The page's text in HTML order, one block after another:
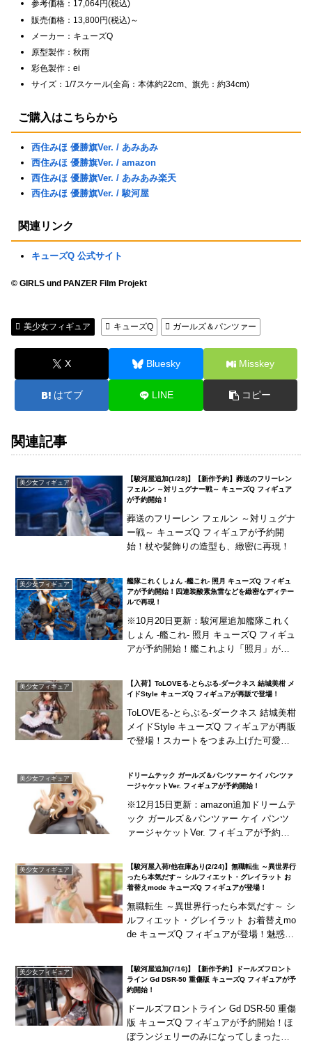
参考価格：17,064円(税込)
販売価格：13,800円(税込)～
メーカー：キューズQ
原型製作：秋雨
彩色製作：ei
サイズ：1/7スケール(全高：本体約22cm、旗先：約34cm)
ご購入はこちらから
西住みほ 優勝旗Ver. / あみあみ
西住みほ 優勝旗Ver. / amazon
西住みほ 優勝旗Ver. / あみあみ楽天
西住みほ 優勝旗Ver. / 駿河屋
関連リンク
キューズQ 公式サイト
© GIRLS und PANZER Film Projekt
美少女フィギュア キューズQ ガールズ＆パンツァー
X Bluesky Misskey
はてブ LINE コピー
関連記事
美少女フィギュア
【駿河屋追加(1/28)】【新作予約】葬送のフリーレン
フェルン ～対リュグナー戦～ キューズQ フィギュア
が予約開始！
葬送のフリーレン フェルン ～対リュグナ
ー戦～ キューズQ フィギュアが予約開
始！杖や髪飾りの造型も、緻密に再現！
美少女フィギュア
艦隊これくしょん -艦これ- 照月 キューズQ フィギュ
アが予約開始！四連装酸素魚雷などを緻密なディテー
ルで再現！
※10月20日更新：駿河屋追加艦隊これく
しょん -艦これ- 照月 キューズQ フィギュ
アが予約開始！艦これより「照月」がし
酸...
美少女フィギュア
【入荷】ToLOVEる-とらぶる-ダークネス 結城美柑 メ
イドStyle キューズQ フィギュアが再販で登場！
ToLOVEる-とらぶる-ダークネス 結城美柑
メイドStyle キューズQ フィギュアが再販
で登場！スカートをつまみ上げた可愛ら
美少女フィギュア
ドリームテック ガールズ＆パンツァー ケイ パンツァ
ージャケットVer. フィギュアが予約開始！
※12月15日更新：amazon追加ドリームテ
ック ガールズ＆パンツァー ケイ パンツ
ァージャケットVer. フィギュアが予約開
プ...
美少女フィギュア
【駿河屋入荷/他在庫あり(2/24)】無職転生 ～異世界行
ったら本気だす～ シルフィエット・グレイラット お
着替えmode キューズQ フィギュアが登場！
無職転生 ～異世界行ったら本気だす～ シ
ルフィエット・グレイラット お着替えmo
de キューズQ フィギュアが登場！魅惑の
美少女フィギュア
【駿河屋追加(7/16)】【新作予約】ドールズフロント
ライン Gd DSR-50 重傷版 キューズQ フィギュアが予
約開始！
ドールズフロントライン Gd DSR-50 重傷
版 キューズQ フィギュアが予約開始！ほ
ぼランジェリーのみになってしまった魅